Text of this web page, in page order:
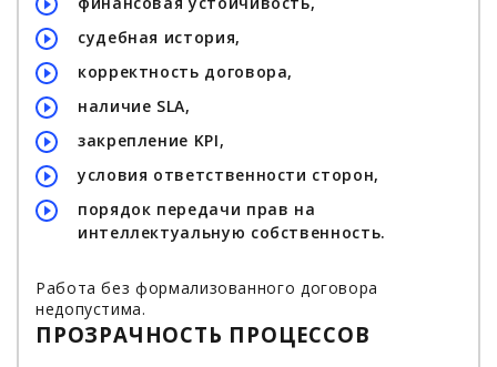
судебная история,
корректность договора,
наличие SLA,
закрепление KPI,
условия ответственности сторон,
порядок передачи прав на
интеллектуальную собственность.
Работа без формализованного договора
недопустима.
ПРОЗРАЧНОСТЬ ПРОЦЕССОВ